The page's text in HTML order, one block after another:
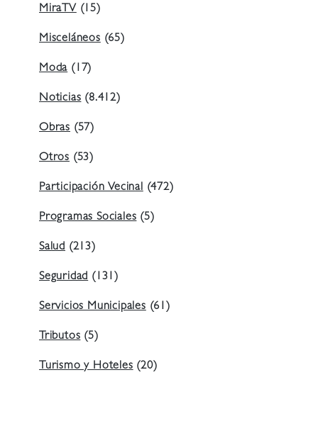
MiraTV(15)
Misceláneos(65)
Moda(17)
Noticias(8.412)
Obras (57)
Otros (53)
Participación Vecinal(472)
Programas Sociales(5)
Salud (213)
Seguridad(131)
Servicios Municipales(61)
Tributos(5)
Turismo y Hoteles(20)